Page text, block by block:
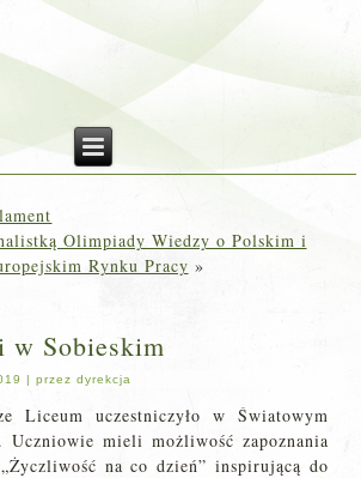
Olimpiady Wiedzy o Polskim i
Rynku Pracy »
w Sobieskim
|przez dyrekcja
Liceum uczestniczyło w Światowym
mieli możliwość zapoznania
na co dzień” inspirującą do